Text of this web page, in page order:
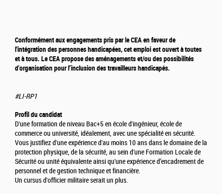
Conformément aux engagements pris par le CEA en faveur de
l'intégration des personnes handicapées, cet emploi est ouvert à toutes
et à tous. Le CEA propose des aménagements et/ou des possibilités
d'organisation pour l’inclusion des travailleurs handicapés.
#LI-RP1
Profil du candidat
D'une formation de niveau Bac+5 en école d'ingénieur, école de
commerce ou université, idéalement, avec une spécialité en sécurité.
Vous justifiez d'une expérience d'au moins 10 ans dans le domaine de la
protection physique, de la sécurité, au sein d'une Formation Locale de
Sécurité ou unité équivalente ainsi qu'une expérience d’encadrement de
personnel et de gestion technique et financière.
Un cursus d'officier militaire serait un plus.